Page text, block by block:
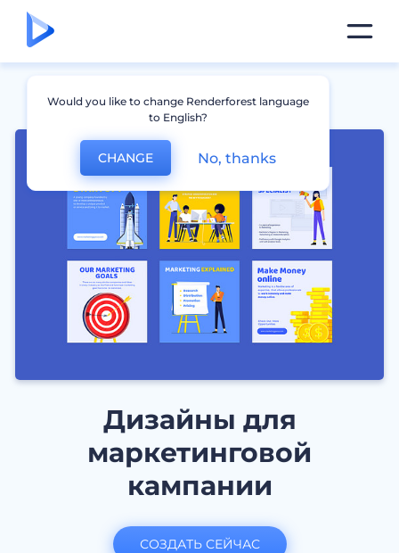
Дизайны для
маркетинговой
кампании
СОЗДАТЬ СЕЙЧАС
Would you like to change Renderforest language
to English?
CHANGE No, thanks